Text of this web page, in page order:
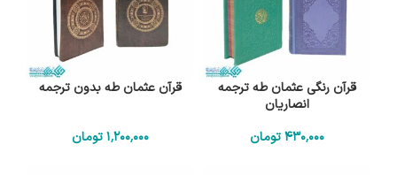
قرآن رنگی عثمان طه ترجمه
انصاریان
430٬000 تومان
قرآن عثمان طه بدون ترجمه
1٬200٬000تومان